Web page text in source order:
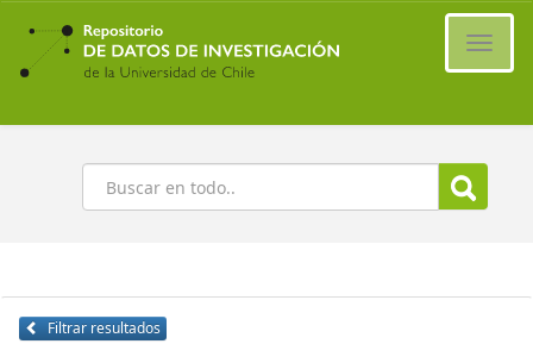
Ir
contenido
principal
Buscar
Filtrar resultados